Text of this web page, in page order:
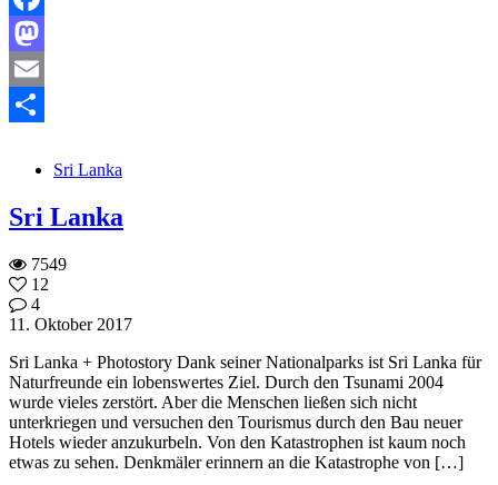
Facebook
Mastodon
Email
Sri Lanka
Sri Lanka
7549
12
4
11. Oktober 2017
Sri Lanka + Photostory Dank seiner Nationalparks ist Sri Lanka für
Naturfreunde ein lobenswertes Ziel. Durch den Tsunami 2004
wurde vieles zerstört. Aber die Menschen ließen sich nicht
unterkriegen und versuchen den Tourismus durch den Bau neuer
Hotels wieder anzukurbeln. Von den Katastrophen ist kaum noch
etwas zu sehen. Denkmäler erinnern an die Katastrophe von […]